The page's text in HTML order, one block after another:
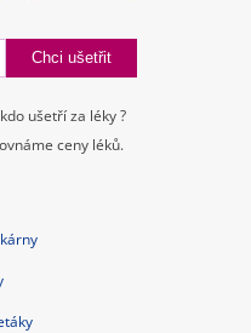
ušetří za léky ?
ceny léků.